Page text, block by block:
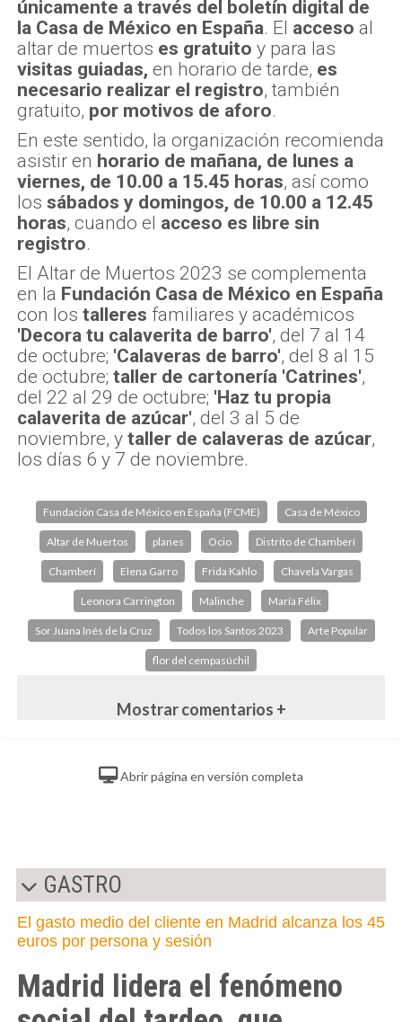
únicamente a través del boletín digital de
la Casa de México en España. El acceso al
altar de muertos es gratuito y para las
visitas guiadas, en horario de tarde, es
necesario realizar el registro, también
gratuito, por motivos de aforo.
En este sentido, la organización recomienda
asistir en horario de mañana, de lunes a
viernes, de 10.00 a 15.45 horas, así como
los sábados y domingos, de 10.00 a 12.45
horas, cuando el acceso es libre sin
registro.
El Altar de Muertos 2023 se complementa
en la Fundación Casa de México en España
con los talleres familiares y académicos
'Decora tu calaverita de barro', del 7 al 14
de octubre; 'Calaveras de barro', del 8 al 15
de octubre; taller de cartonería 'Catrines',
del 22 al 29 de octubre; 'Haz tu propia
calaverita de azúcar', del 3 al 5 de
noviembre, y taller de calaveras de azúcar,
los días 6 y 7 de noviembre.
Fundación Casa de México en España (FCME) Casa de México
Altar de Muertos planes Ocio Distrito de Chamberí
Chamberí Elena Garro Frida Kahlo Chavela Vargas
Leonora Carrington Malinche María Félix
Sor Juana Inés de la Cruz Todos los Santos 2023 Arte Popular
flor del cempasúchil
Mostrar comentarios +
Abrir página en versión completa
GASTRO
El gasto medio del cliente en Madrid alcanza los 45
euros por persona y sesión
Madrid lidera el fenómeno